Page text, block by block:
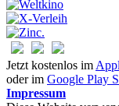
Jetzt kostenlos im
oder im Google Play
Impressum